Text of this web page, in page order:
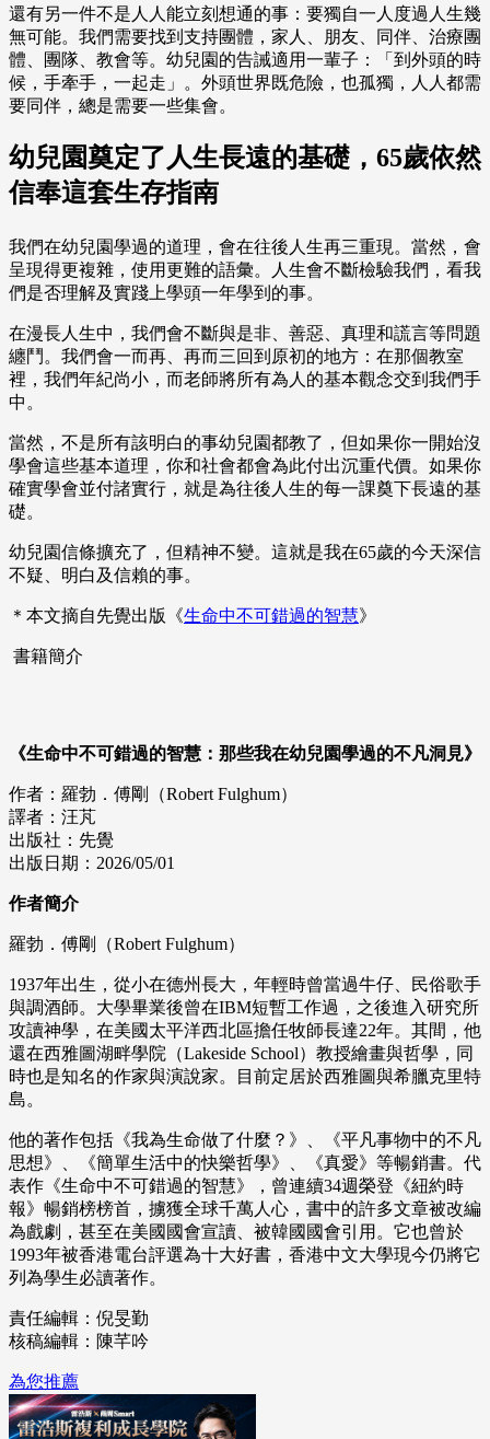
還有另一件不是人人能立刻想通的事：要獨自一人度過人生幾
無可能。我們需要找到支持團體，家人、朋友、同伴、治療團
體、團隊、教會等。幼兒園的告誡適用一輩子：「到外頭的時
候，手牽手，一起走」。外頭世界既危險，也孤獨，人人都需
要同伴，總是需要一些集會。
幼兒園奠定了人生長遠的基礎，65歲依然
信奉這套生存指南
我們在幼兒園學過的道理，會在往後人生再三重現。當然，會
呈現得更複雜，使用更難的語彙。人生會不斷檢驗我們，看我
們是否理解及實踐上學頭一年學到的事。
在漫長人生中，我們會不斷與是非、善惡、真理和謊言等問題
纏鬥。我們會一而再、再而三回到原初的地方：在那個教室
裡，我們年紀尚小，而老師將所有為人的基本觀念交到我們手
中。
當然，不是所有該明白的事幼兒園都教了，但如果你一開始沒
學會這些基本道理，你和社會都會為此付出沉重代價。如果你
確實學會並付諸實行，就是為往後人生的每一課奠下長遠的基
礎。
幼兒園信條擴充了，但精神不變。這就是我在65歲的今天深信
不疑、明白及信賴的事。
＊本文摘自先覺出版《生命中不可錯過的智慧》
書籍簡介
《生命中不可錯過的智慧：那些我在幼兒園學過的不凡洞見》
作者：羅勃．傅剛（Robert Fulghum）
譯者：汪芃
出版社：先覺
出版日期：2026/05/01
作者簡介
羅勃．傅剛（Robert Fulghum）
1937年出生，從小在德州長大，年輕時曾當過牛仔、民俗歌手
與調酒師。大學畢業後曾在IBM短暫工作過，之後進入研究所
攻讀神學，在美國太平洋西北區擔任牧師長達22年。其間，他
還在西雅圖湖畔學院（Lakeside School）教授繪畫與哲學，同
時也是知名的作家與演說家。目前定居於西雅圖與希臘克里特
島。
他的著作包括《我為生命做了什麼？》、《平凡事物中的不凡
思想》、《簡單生活中的快樂哲學》、《真愛》等暢銷書。代
表作《生命中不可錯過的智慧》，曾連續34週榮登《紐約時
報》暢銷榜榜首，擄獲全球千萬人心，書中的許多文章被改編
為戲劇，甚至在美國國會宣讀、被韓國國會引用。它也曾於
1993年被香港電台評選為十大好書，香港中文大學現今仍將它
列為學生必讀著作。
責任編輯：倪旻勤
核稿編輯：陳芊吟
為您推薦